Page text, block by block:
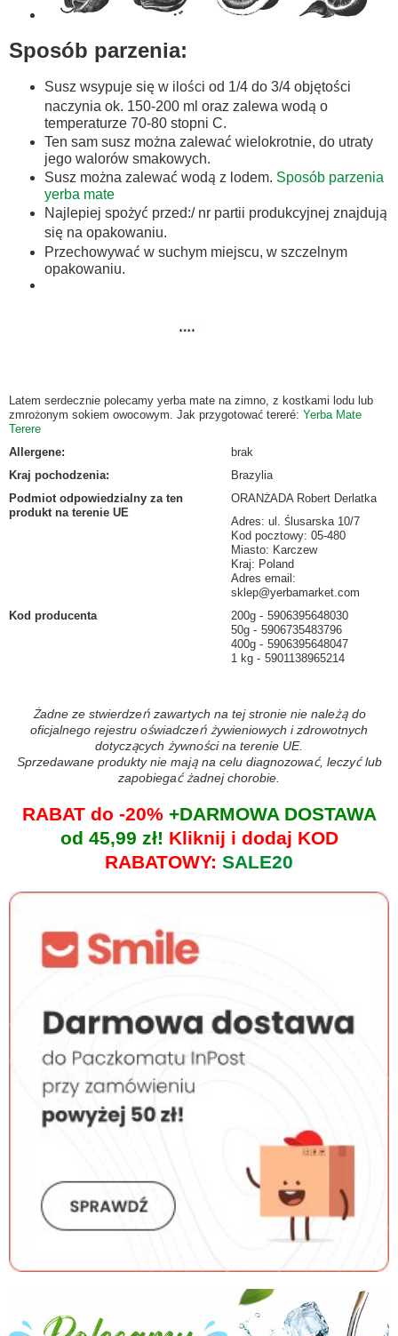
Sposób parzenia:
Susz wsypuje się w ilości od 1/4 do 3/4 objętości
naczynia ok. 150-200 ml oraz zalewa wodą o
temperaturze 70-80 stopni C.
Ten sam susz można zalewać wielokrotnie, do utraty
jego walorów smakowych.
Susz można zalewać wodą z lodem. Sposób parzenia
yerba mate
Najlepiej spożyć przed:/ nr partii produkcyjnej znajdują
się na opakowaniu.
Przechowywać w suchym miejscu, w szczelnym
opakowaniu.
Latem serdecznie polecamy yerba mate na zimno, z kostkami lodu lub
zmrożonym sokiem owocowym. Jak przygotować tereré: Yerba Mate
Terere
Allergene:
brak
Kraj pochodzenia:
Brazylia
Podmiot odpowiedzialny za ten
produkt na terenie UE
ORANŻADA Robert Derlatka
Adres: ul. Ślusarska 10/7
Kod pocztowy: 05-480
Miasto: Karczew
Kraj: Poland
Adres email:
sklep@yerbamarket.com
Kod producenta
200g
5906395648030
50g
5906735483796
400g
5906395648047
1 kg
5901138965214
Żadne ze stwierdzeń zawartych na tej stronie nie należą do
oficjalnego rejestru oświadczeń żywieniowych i zdrowotnych
dotyczących żywności na terenie UE.
Sprzedawane produkty nie mają na celu diagnozować, leczyć lub
zapobiegać żadnej chorobie.
RABAT do -20%+DARMOWA DOSTAWA
od 45,99 zł! Kliknij i dodaj KOD
RABATOWY: SALE20